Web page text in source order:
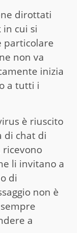
dirottati
in cui si
particolare
non va
inizia
a tutti i
è riuscito
di chat di
li invitano a
di
non è
a